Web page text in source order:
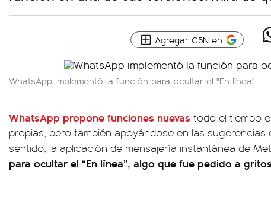
Agregar C5N en
WhatsApp implementó la función para ocultar el "En línea".
WhatsApp propone funciones nuevas todo el tiempo
propias, pero también apoyándose en las sugerencias
sentido, la aplicación de mensajería instantánea de
para ocultar el “En línea”, algo que fue pedido a